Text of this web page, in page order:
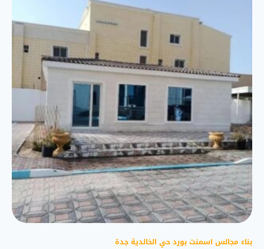
بناء مجالس اسمنت بورد حي الخالدية جدة